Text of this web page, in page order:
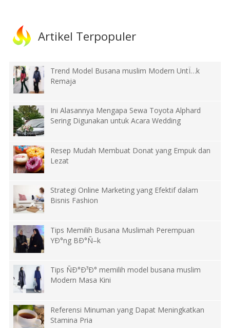
Artikel Terpopuler
Trend Model Busana muslim Modern UntÏ…k
Remaja
Ini Alasannya Mengapa Sewa Toyota Alphard
Sering Digunakan untuk Acara Wedding
Resep Mudah Membuat Donat yang Empuk dan
Lezat
Strategi Online Marketing yang Efektif dalam
Bisnis Fashion
Tips Memilih Busana Muslimah Perempuan
YÐ°ng BÐ°Ñ–k
Tips ÑÐ°Ð³Ð° memilih model busana muslim
Modern Masa Kini
Referensi Minuman yang Dapat Meningkatkan
Stamina Pria